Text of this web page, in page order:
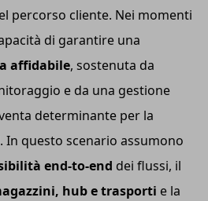
percorso cliente. Nei momenti
di garantire una
affidabile, sostenuta da
e da una gestione
determinante per la
questo scenario assumono
end-to-end dei flussi, il
hub e trasporti e la